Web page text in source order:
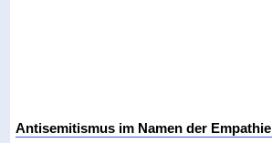
Antisemitismus im Namen der Empathie